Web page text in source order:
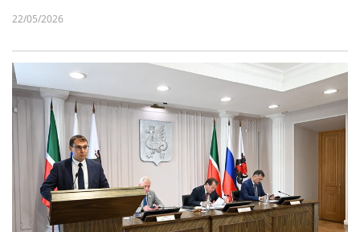
22/05/2026